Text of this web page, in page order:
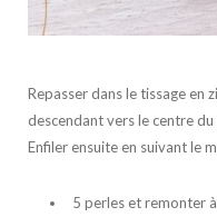
Repasser dans le tissage en
descendant vers le centre
Enfiler ensuite en suivant le
5 perles et remonter